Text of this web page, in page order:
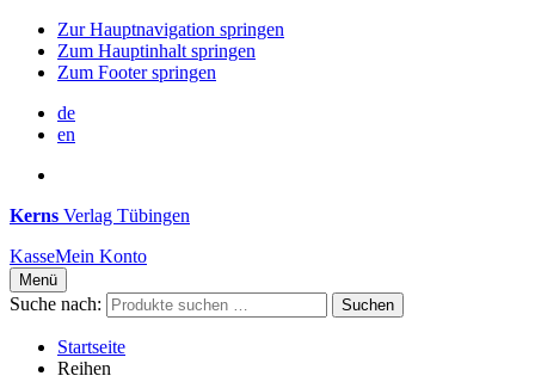
Zur Hauptnavigation springen
Zum Hauptinhalt springen
Zum Footer springen
de
en
Kerns Verlag Tübingen
KasseMein Konto
Menü
Suche nach: Suchen
Startseite
Reihen